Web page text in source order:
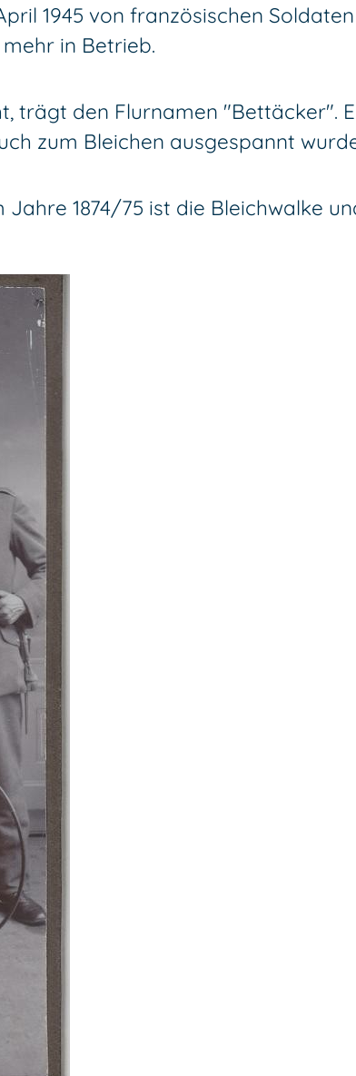
1945 von französischen
in Betrieb.
trägt den Flurnamen "Bettäcker".
zum Bleichen ausgespannt
1874/75 ist die Bleichwalke